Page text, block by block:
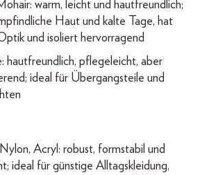
warm, leicht und hautfreundlich;
Haut und kalte Tage, hat
und isoliert hervorragend
hautfreundlich, pflegeleicht, aber
ideal für Übergangsteile und
Acryl: robust, formstabil und
ideal für günstige Alltagskleidung,